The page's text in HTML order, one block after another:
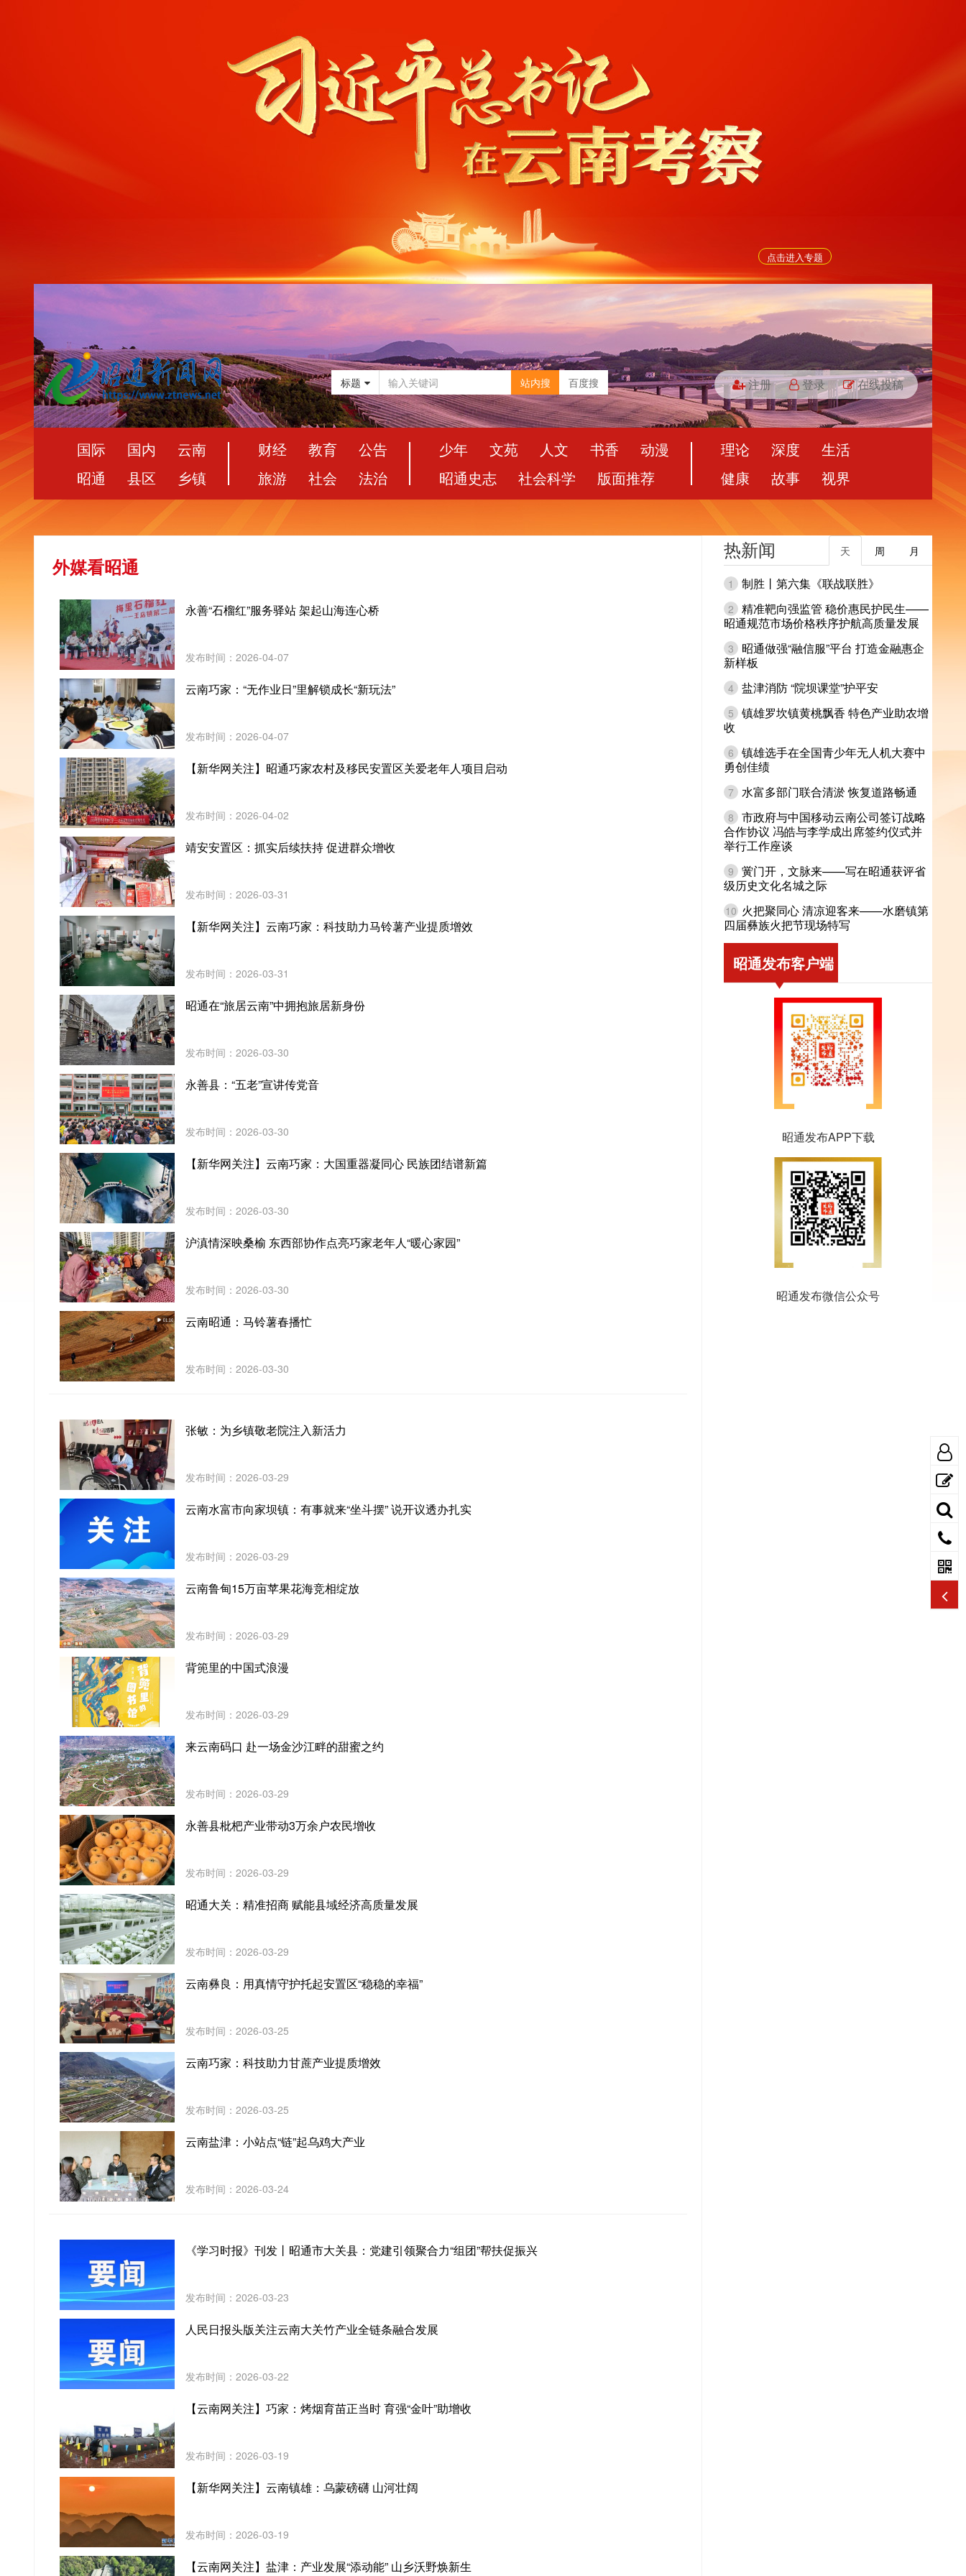
点击进入专题
标题 站内搜 百度搜 注册 登录 在线投稿
国际 国内
云南
昭通
县区 乡镇
财经 教育
公告
旅游
社会 法治
少年 文苑 人文 书香
动漫
昭通史志
社会科学 版面推荐
理论 深度
生活
健康
故事 视界
外媒看昭通
永善“石榴红”服务驿站 架起山海连心桥
发布时间：2026-04-07
云南巧家：“无作业日”里解锁成长“新玩法”
发布时间：2026-04-07
【新华网关注】昭通巧家农村及移民安置区关爱老年人项目启动
发布时间：2026-04-02
靖安安置区：抓实后续扶持 促进群众增收
发布时间：2026-03-31
【新华网关注】云南巧家：科技助力马铃薯产业提质增效
发布时间：2026-03-31
昭通在“旅居云南”中拥抱旅居新身份
发布时间：2026-03-30
永善县：“五老”宣讲传党音
发布时间：2026-03-30
【新华网关注】云南巧家：大国重器凝同心 民族团结谱新篇
发布时间：2026-03-30
沪滇情深映桑榆 东西部协作点亮巧家老年人“暖心家园”
发布时间：2026-03-30
云南昭通：马铃薯春播忙
发布时间：2026-03-30
张敏：为乡镇敬老院注入新活力
发布时间：2026-03-29
云南水富市向家坝镇：有事就来“坐斗摆” 说开议透办扎实
发布时间：2026-03-29
云南鲁甸15万亩苹果花海竞相绽放
发布时间：2026-03-29
背篼里的中国式浪漫
发布时间：2026-03-29
来云南码口 赴一场金沙江畔的甜蜜之约
发布时间：2026-03-29
永善县枇杷产业带动3万余户农民增收
发布时间：2026-03-29
昭通大关：精准招商 赋能县域经济高质量发展
发布时间：2026-03-29
云南彝良：用真情守护托起安置区“稳稳的幸福”
发布时间：2026-03-25
云南巧家：科技助力甘蔗产业提质增效
发布时间：2026-03-25
云南盐津：小站点“链”起乌鸡大产业
发布时间：2026-03-24
《学习时报》刊发丨昭通市大关县：党建引领聚合力“组团”帮扶促振兴
发布时间：2026-03-23
人民日报头版关注云南大关竹产业全链条融合发展
发布时间：2026-03-22
【云南网关注】巧家：烤烟育苗正当时 育强“金叶”助增收
发布时间：2026-03-19
【新华网关注】云南镇雄：乌蒙磅礴 山河壮阔
发布时间：2026-03-19
【云南网关注】盐津：产业发展“添动能” 山乡沃野焕新生
热新闻 月
周
天
1 制胜丨第六集《联战联胜》
2 精准靶向强监管 稳价惠民护民生——
昭通规范市场价格秩序护航高质量发展
3
昭通做强“融信服”平台 打造金融惠企
新样板
4 盐津消防 “院坝课堂”护平安
5 镇雄罗坎镇黄桃飘香 特色产业助农增
收
6 镇雄选手在全国青少年无人机大赛中
勇创佳绩
7 水富多部门联合清淤 恢复道路畅通
8 市政府与中国移动云南公司签订战略
合作协议 冯皓与李学成出席签约仪式并
举行工作座谈
9 黉门开，文脉来——写在昭通获评省
级历史文化名城之际
10 火把聚同心 清凉迎客来——水磨镇第
四届彝族火把节现场特写
昭通发布客户端
昭通发布APP下载
昭通发布微信公众号